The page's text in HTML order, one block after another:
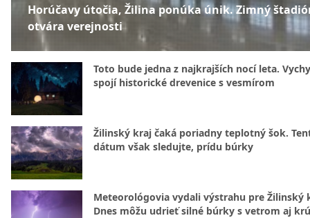
Horúčavy útočia, Žilina ponúka únik. Zimný
otvára verejnosti
Toto bude jedna z najkrajších nocí leta.
spojí historické drevenice s vesmírom
Žilinský kraj čaká poriadny teplotný šok.
dátum však sledujte, prídu búrky
Meteorológovia vydali výstrahu pre Žilinský
Dnes môžu udrieť silné búrky s vetrom aj